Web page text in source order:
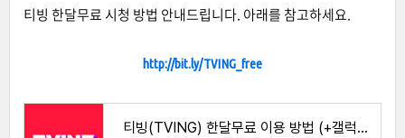
티빙 한달무료 시청 방법 안내드립니다. 아래를 참고하세요.
http://bit.ly/TVING_free
티빙(TVING) 한달무료 이용 방법 (+갤럭시, 아이폰)